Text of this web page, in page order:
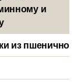
и
из